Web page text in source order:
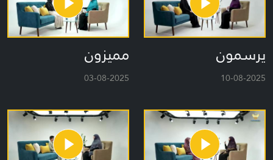
يرسمون
10-08-2025
مميزون
03-08-2025